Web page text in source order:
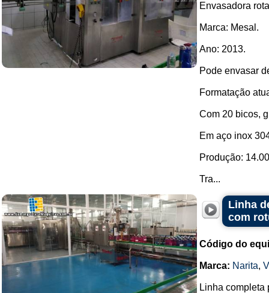
Envasadora
Marca: Mesal.
Ano: 2013.
Pode envasar
Formatação
Com 20 bicos,
Em aço inox
Produção:
Tra...
Linha
com
Código do
Marca: Narita,
Linha completa